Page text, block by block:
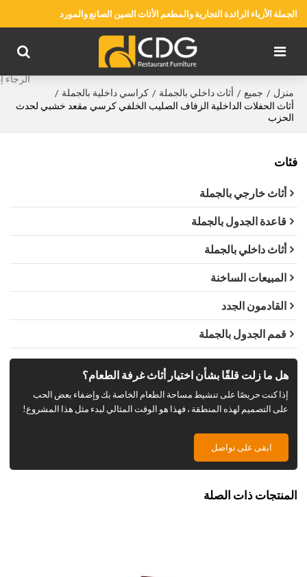
الجملة الأزياء الرائدة التجارية والمطعم الأثاث الصين الصانع والمورد
منزل / جميع / أثاث داخلي بالجملة / كراسي داخلية بالجملة /
أثاث الحفلات الداخلية الزفاف الصليب الخلفي كرسي مقعد خشبي لحدث
الحزب
فئات
أثاث خارجي بالجملة
قاعدة الجدول بالجملة
أثاث داخلي بالجملة
المبيعات الساخنة
القادمون الجدد
قمم الجدول بالجملة
هل ما زلت قلقًا بشأن اختيار أثاث غرفة الطعام؟
إذا كنت حريصًا على تنشيط مساحة الطعام الخاصة بك وإضفاء بعض الحب
على التصميم لهذه المنطقة ، فهذا هو الوقت المثالي لبدء مثل هذا المشروع!
ابقى على تواصل
المنتجات ذات الصلة